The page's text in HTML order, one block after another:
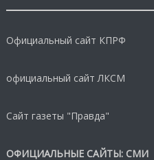
Официальный сайт КПРФ
официальный сайт ЛКСМ
Сайт газеты "Правда"
ОФИЦИАЛЬНЫЕ САЙТЫ: СМИ